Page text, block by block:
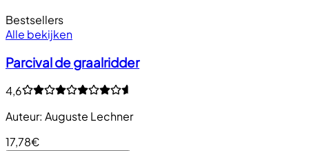
Bestsellers
Alle bekijken
Parcival de graalridder
4,6
Auteur: Auguste Lechner
17,78€